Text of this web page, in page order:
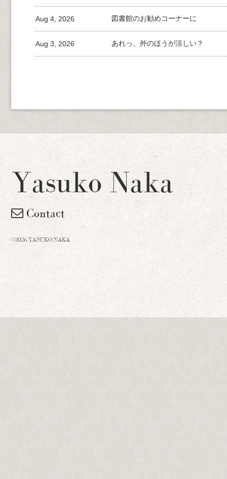
図書館のお勧めコーナーに
Aug 4, 2026
あれっ、外のほうが涼しい？
Aug 3, 2026
Yasuko Naka
Contact
©2026 YASUKO NAKA